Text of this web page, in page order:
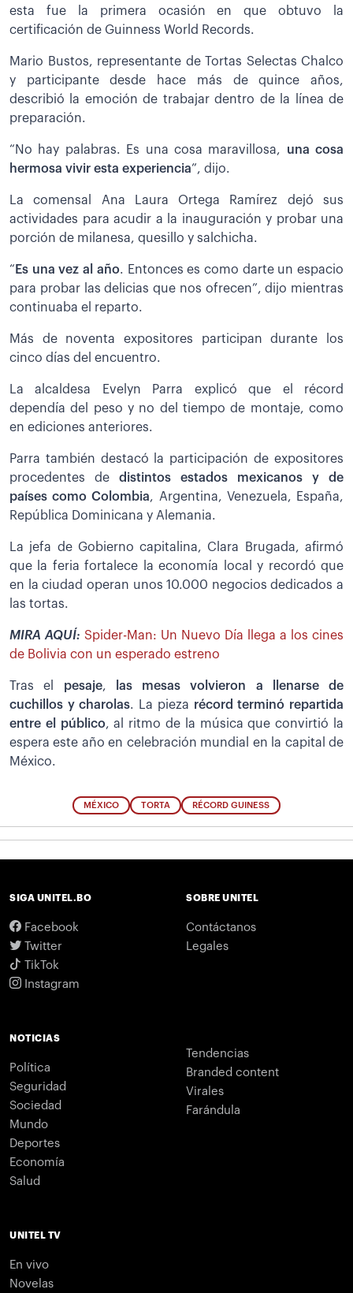
esta fue la primera ocasión en que obtuvo la
certificación de Guinness World Records.
Mario Bustos, representante de Tortas Selectas Chalco
y participante desde hace más de quince años,
describió la emoción de trabajar dentro de la línea de
preparación.
“No hay palabras. Es una cosa maravillosa, una cosa
hermosa vivir esta experiencia”, dijo.
La comensal Ana Laura Ortega Ramírez dejó sus
actividades para acudir a la inauguración y probar una
porción de milanesa, quesillo y salchicha.
“ Es una vez al año. Entonces es como darte un espacio
para probar las delicias que nos ofrecen”, dijo mientras
continuaba el reparto.
Más de noventa expositores participan durante los
cinco días del encuentro.
La alcaldesa Evelyn Parra explicó que el récord
dependía del peso y no del tiempo de montaje, como
en ediciones anteriores.
Parra también destacó la participación de expositores
procedentes de distintos estados mexicanos y de
países como Colombia, Argentina, Venezuela, España,
República Dominicana y Alemania.
La jefa de Gobierno capitalina, Clara Brugada, afirmó
que la feria fortalece la economía local y recordó que
en la ciudad operan unos 10.000 negocios dedicados a
las tortas.
MIRA AQUÍ: Spider-Man: Un Nuevo Día llega a los cines
de Bolivia con un esperado estreno
Tras el pesaje,
las mesas volvieron a llenarse de
cuchillos y charolas. La pieza récord terminó repartida
entre el público, al ritmo de la música que convirtió la
espera este año en celebración mundial en la capital de
México.
MÉXICO TORTA RÉCORD GUINESS
SIGA UNITEL.BO
Facebook
Twitter
TikTok
Instagram
SOBRE UNITEL
Contáctanos
Legales
NOTICIAS
Política
Seguridad
Sociedad
Mundo
Deportes
Economía
Salud
Tendencias
Branded content
Virales
Farándula
UNITEL TV
En vivo
Novelas